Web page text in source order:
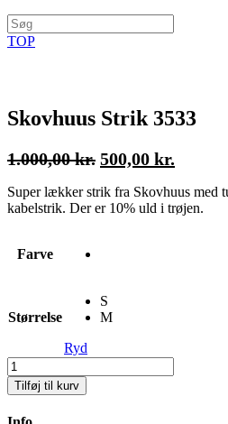
TOP
Skovhuus Strik 3533
1.000,00kr. Den
pris
500,00 kr.
pris
er:
Super lækker strik fra Skovhuus med
kabelstrik. Der er 10% uld i trøjen.
Farve
Størrelse
S
M
Ryd
Skovhuus
Strik
3533
Tilføj til kurv